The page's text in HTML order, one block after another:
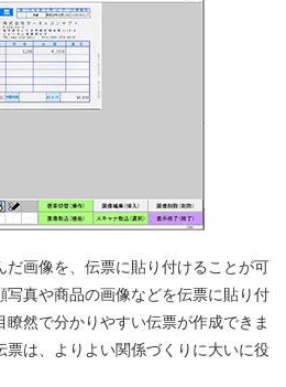
だ画像を、伝票に貼り付けることが可
写真や商品の画像などを伝票に貼り付
然で分かりやすい伝票が作成できま
票は、よりよい関係づくりに大いに役